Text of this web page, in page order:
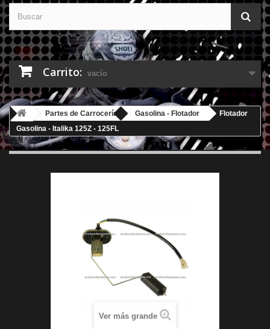
Carrito: vacío
Partes de Carrocería Gasolina - Flotador
Flotador
Gasolina - Italika 125Z - 125FL
Ver más grande